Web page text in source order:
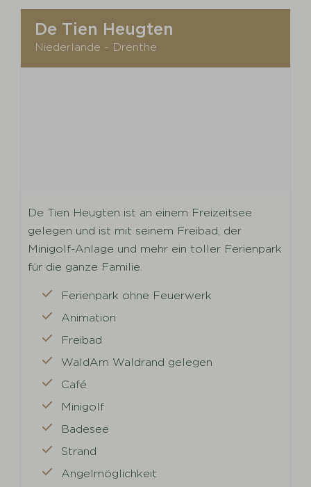
De Tien Heugten
Niederlande - Drenthe
De Tien Heugten ist an einem Freizeitsee
gelegen und ist mit seinem Freibad, der
Minigolf-Anlage und mehr ein toller Ferienpark
für die ganze Familie.
Ferienpark ohne Feuerwerk
Animation
Freibad
WaldAm Waldrand gelegen
Café
Minigolf
Badesee
Strand
Angelmöglichkeit